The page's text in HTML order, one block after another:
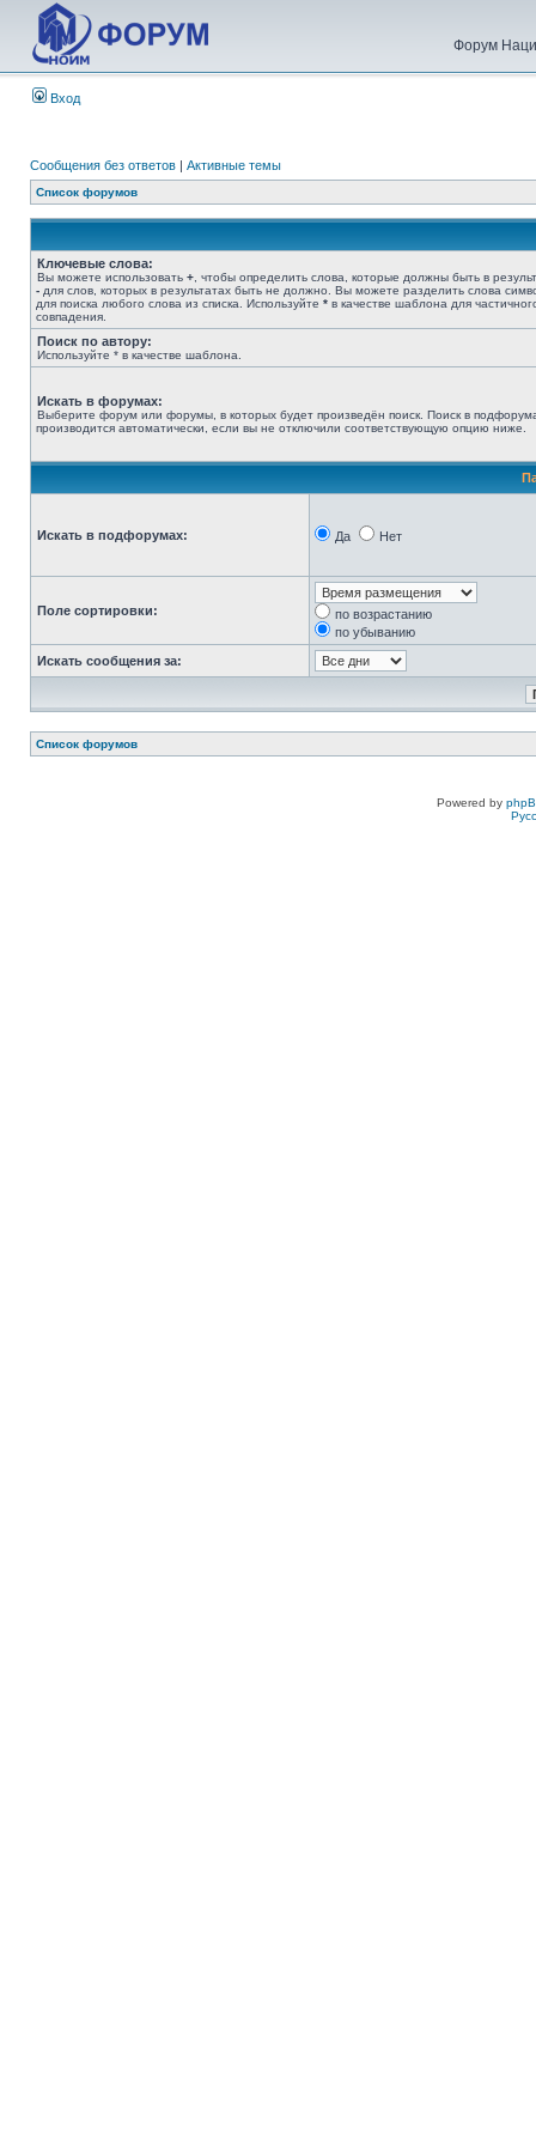
Форум
Вход
Сообщения без ответов | Активные темы
Список форумов
Ключевые слова:
Вы можете использовать + , чтобы определить слова, которые должны быть в
- для слов, которых в результатах быть не должно. Вы можете разделить слова
для поиска любого слова из списка. Используйте * в качестве шаблона для
совпадения.
Поиск по автору:
Используйте * в качестве шаблона.
Искать в форумах:
Выберите форум или форумы, в которых будет произведён поиск. Поиск в
производится автоматически, если вы не отключили соответствующую опцию ниже.
Искать в подфорумах: Да Нет
Поле сортировки:
по возрастанию
по убыванию
Искать сообщения за:
Список форумов
Powered by